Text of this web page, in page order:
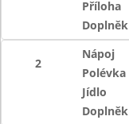
Příloha
Doplněk
2
Nápoj
Polévka
Jídlo
Doplněk